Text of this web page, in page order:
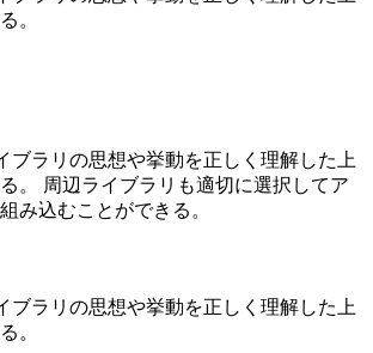
。
ブラリの思想や挙動を正しく理解した上
。 周辺ライブラリも適切に選択してア
み込むことができる。
ブラリの思想や挙動を正しく理解した上
。